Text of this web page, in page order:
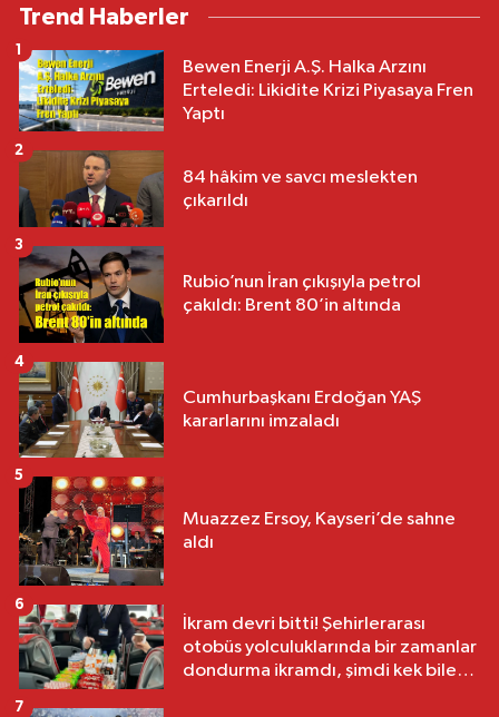
Trend Haberler
Bewen Enerji A.Ş. Halka Arzını
Erteledi: Likidite Krizi Piyasaya Fren
Yaptı
1
84 hâkim ve savcı meslekten
çıkarıldı
2
Rubio’nun İran çıkışıyla petrol
çakıldı: Brent 80’in altında
3
Cumhurbaşkanı Erdoğan YAŞ
kararlarını imzaladı
4
Muazzez Ersoy, Kayseri’de sahne
aldı
5
İkram devri bitti! Şehirlerarası
otobüs yolculuklarında bir zamanlar
dondurma ikramdı, şimdi kek bile
6
7